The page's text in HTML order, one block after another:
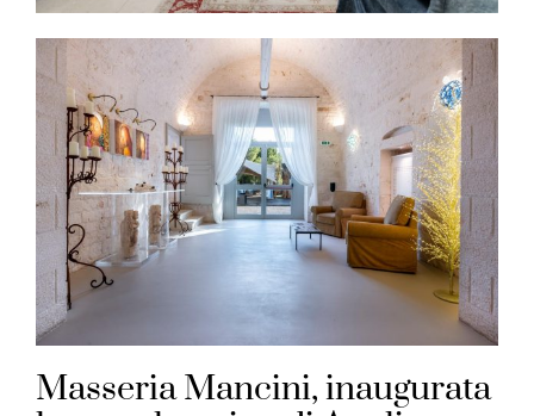
Masseria Mancini, inaugurata